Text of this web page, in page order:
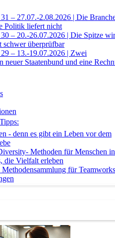
– 27.07.-2.08.2026 | Die
Politik liefert nicht
– 20.-26.07.2026 | Die Spitze
überprüfbar
– 13.-19.07.2026 | Zwei
neuer Staatenbund und eine
- denn es gibt ein Leben vor dem
Methoden für Menschen in
die Vielfalt erleben
für